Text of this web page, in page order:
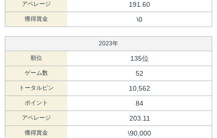
アベレージ 191.60
獲得賞金 \0
2023年
順位 135位
ゲーム数 52
トータルピン 10,562
ポイント 84
アベレージ 203.11
獲得賞金 \90,000